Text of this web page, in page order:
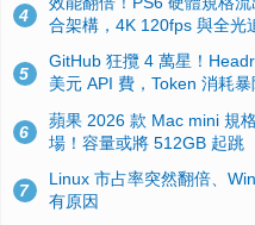
4
合架構，4K 120fps 與全光
5
GitHub 狂攬 4 萬星！
美元 API 費，Token 消耗
6
蘋果 2026 款 Mac mini 規
場！容量或將 512GB 起跳
7
Linux 市占率突然翻倍、
有原因